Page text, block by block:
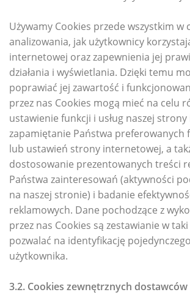
Używamy Cookies przede wszystkim w
analizowania, jak użytkownicy
internetowej oraz zapewnienia jej
działania i wyświetlania. Dzięki temu
poprawiać jej zawartość i
przez nas Cookies mogą mieć na celu
ustawienie funkcji i usług naszej
zapamiętanie Państwa preferowanych
lub ustawień strony internetowej, a
dostosowanie prezentowanych treści
Państwa zainteresowań (aktywności
na naszej stronie) i badanie
reklamowych. Dane pochodzące z
przez nas Cookies są zestawianie w
pozwalać na identyfikację
użytkownika.
3.2. Cookies zewnętrznych dostawców